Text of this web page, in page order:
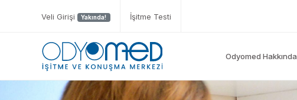
Veli Girişi Yakında! İşitme Testi
Odyomed Hakkında